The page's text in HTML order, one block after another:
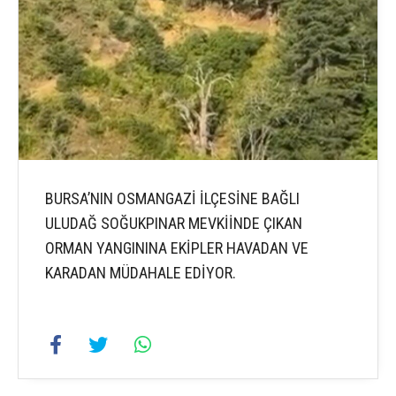
BURSA’NIN OSMANGAZİ İLÇESİNE BAĞLI
ULUDAĞ SOĞUKPINAR MEVKİİNDE ÇIKAN
ORMAN YANGININA EKİPLER HAVADAN VE
KARADAN MÜDAHALE EDİYOR.